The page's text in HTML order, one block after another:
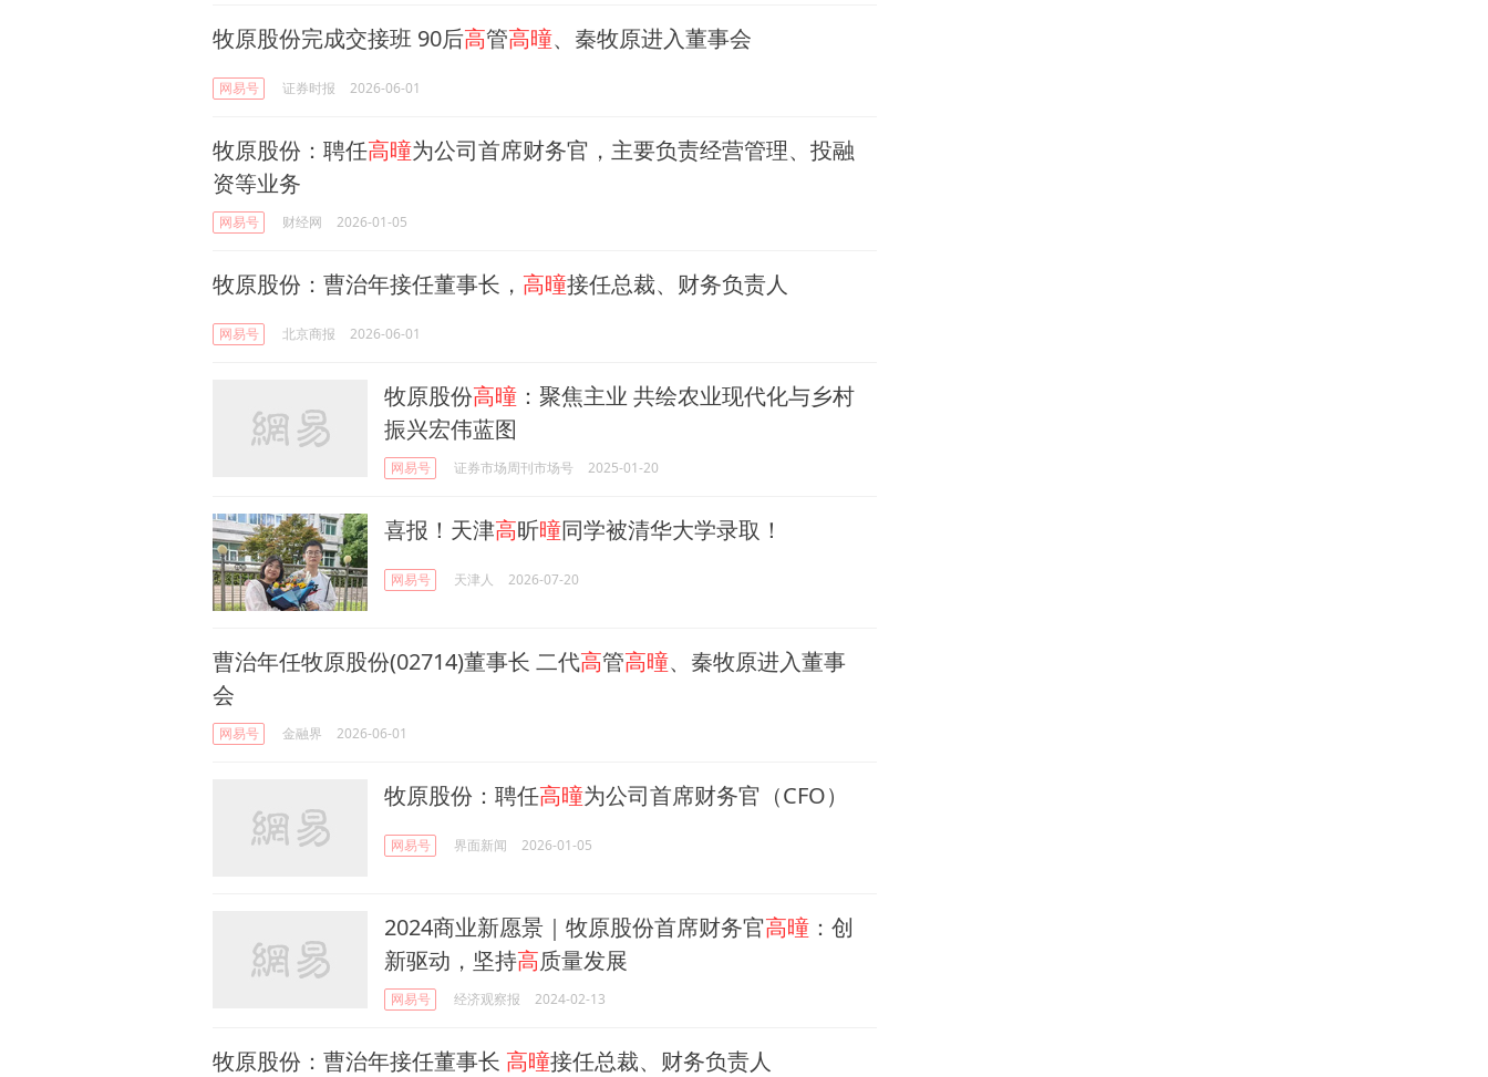
牧原股份完成交接班 90后高管高曈、秦牧原进入董事会
网易号 证券时报 2026-06-01
牧原股份：聘任高曈为公司首席财务官，主要负责经营管理、投融
资等业务
网易号 财经网 2026-01-05
牧原股份：曹治年接任董事长， 高曈接任总裁、财务负责人
网易号 北京商报 2026-06-01
牧原股份高曈 ：聚焦主业 共绘农业现代化与乡村
振兴宏伟蓝图
网易号 证券市场周刊市场号 2025-01-20
喜报！天津高昕曈同学被清华大学录取！
网易号 天津人 2026-07-20
曹治年任牧原股份(02714)董事长 二代高管高曈、秦牧原进入董事
会
网易号 金融界 2026-06-01
牧原股份：聘任高曈为公司首席财务官（CFO）
网易号 界面新闻 2026-01-05
2024商业新愿景｜牧原股份首席财务官高曈 ：创
新驱动，坚持高质量发展
网易号 经济观察报 2024-02-13
牧原股份：曹治年接任董事长 高曈接任总裁、财务负责人